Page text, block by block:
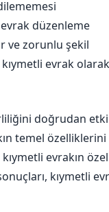
düzenleme
ve zorunlu şekil
evrak olarak
doğrudan
temel özelliklerini
evrakın özel
kıymetli